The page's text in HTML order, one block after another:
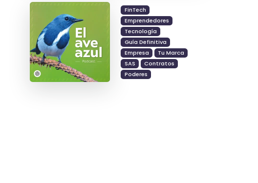
FinTech
Emprendedores
Tecnología
Guía Definitiva
Empresa
Tu Marca
SAS
Contratos
Poderes